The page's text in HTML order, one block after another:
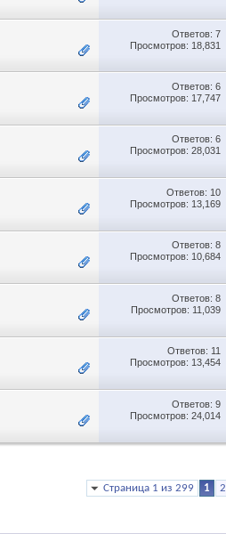
Ответов: 7
Просмотров: 18,831
Ответов: 6
Просмотров: 17,747
Ответов: 6
Просмотров: 28,031
Ответов: 10
Просмотров: 13,169
Ответов: 8
Просмотров: 10,684
Ответов: 8
Просмотров: 11,039
Ответов: 11
Просмотров: 13,454
Ответов: 9
Просмотров: 24,014
Страница 1 из 299 1 2